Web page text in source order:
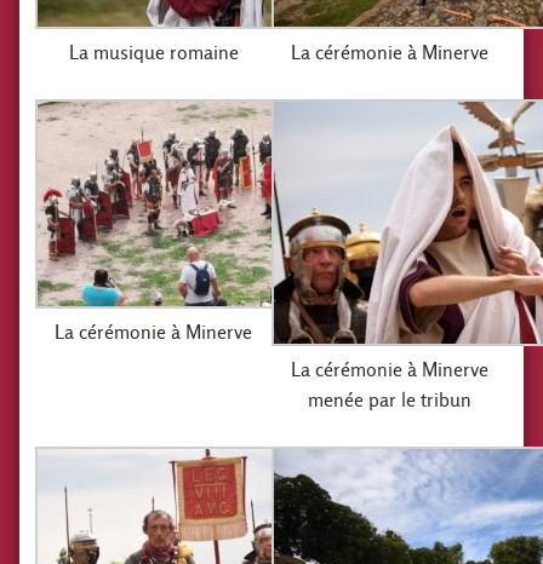
La musique romaine La cérémonie à Minerve
La cérémonie à Minerve
La cérémonie à Minerve
menée par le tribun